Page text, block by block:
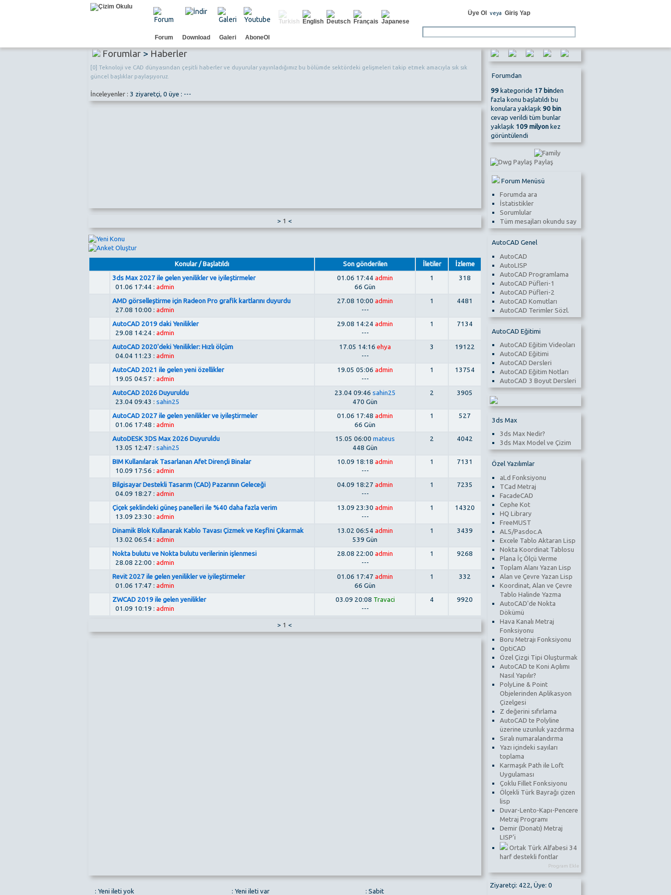
Forum Download Galeri AboneOl
Üye Ol veya Giriş Yap
Forumdan
99kategoride 17 binden
fazla konu başlatıldı bu
konulara yaklaşık 90 bin
cevap verildi tüm bunlar
yaklaşık 109 milyonkez
görüntülendi
Forum Menüsü
Forumda ara
İstatistikler
Sorumlular
Tüm mesajları okundu say
AutoCAD Genel
AutoCAD
AutoLISP
AutoCAD Programlama
AutoCAD Püfleri-1
AutoCAD Püfleri-2
AutoCAD Komutları
AutoCAD Terimler Sözl.
AutoCAD Eğitimi
AutoCAD Eğitim Videoları
AutoCAD Eğitimi
AutoCAD Dersleri
AutoCAD Eğitim Notları
AutoCAD 3 Boyut Dersleri
3ds Max
3ds Max Nedir?
3ds Max Model ve Çizim
Özel Yazılımlar
aLd Fonksiyonu
TCad Metraj
FacadeCAD
Cephe Kot
HQ Library
FreeMUST
ALS/Pasdoc.A
Excele Tablo Aktaran Lisp
Nokta Koordinat Tablosu
Plana İç Ölçü Verme
Toplam Alanı Yazan Lisp
Alan ve Çevre Yazan Lisp
Koordinat, Alan ve Çevre
Tablo Halinde Yazma
AutoCAD'de Nokta
Dökümü
Hava Kanalı Metraj
Fonksiyonu
Boru Metrajı Fonksiyonu
OptiCAD
Özel Çizgi Tipi Oluşturmak
AutoCAD te Koni Açılımı
Nasıl Yapılır?
PolyLine & Point
Objelerinden Aplikasyon
Çizelgesi
Z değerini sıfırlama
AutoCAD te Polyline
üzerine uzunluk yazdırma
Sıralı numaralandırma
Yazı içindeki sayıları
toplama
Karmaşık Path ile Loft
Uygulaması
Çoklu Fillet Fonksiyonu
Ölçekli Türk Bayrağı çizen
lisp
Duvar-Lento-Kapı-Pencere
Metraj Programı
Demir (Donatı) Metraj
LISP'i
Ortak Türk Alfabesi 34
harf destekli fontlar
Program Ekle
Ziyaretçi: 422, Üye: 0
Forumlar> Haberler
[0] Teknoloji ve CAD dünyasından çeşitli haberler ve duyurular yayınladığımız bu bölümde sektördeki gelişmeleri takip etmek amacıyla sık sık
güncel başlıklar paylaşıyoruz.
İnceleyenler : 3 ziyaretçi, 0 üye : ---
> 1 <
Konular/Başlatıldı Son gönderilen İletiler
İzleme
3ds Max 2027 ile gelen yenilikler ve iyileştirmeler
01.06 17:44 : admin
01.06 17:44 admin
66 Gün
1 318
AMD görselleştirme için Radeon Pro grafik kartlarını duyurdu
27.08 10:00 : admin
27.08 10:00 admin
---
1 4481
AutoCAD 2019 daki Yenilikler
29.08 14:24 : admin
29.08 14:24 admin
---
1 7134
AutoCAD 2020'deki Yenilikler: Hızlı ölçüm
04.04 11:23 : admin
17.05 14:16 ehya
---
3 19122
AutoCAD 2021 ile gelen yeni özellikler
19.05 04:57 : admin
19.05 05:06 admin
---
1 13754
AutoCAD 2026 Duyuruldu
23.04 09:43 : sahin25
23.04 09:46 sahin25
470 Gün
2 3905
AutoCAD 2027 ile gelen yenilikler ve iyileştirmeler
01.06 17:48 : admin
01.06 17:48 admin
66 Gün
1 527
AutoDESK 3DS Max 2026 Duyuruldu
13.05 12:47 : sahin25
15.05 06:00 mateus
448 Gün
2 4042
BIM Kullanılarak Tasarlanan Afet Dirençli Binalar
10.09 17:56 : admin
10.09 18:18 admin
---
1 7131
Bilgisayar Destekli Tasarım (CAD) Pazarının Geleceği
04.09 18:27 : admin
04.09 18:27 admin
---
1 7235
Çiçek şeklindeki güneş panelleri ile %40 daha fazla verim
13.09 23:30 : admin
13.09 23:30 admin
---
1 14320
Dinamik Blok Kullanarak Kablo Tavası Çizmek ve Keşfini Çıkarmak
13.02 06:54 : admin
13.02 06:54 admin
539 Gün
1 3439
Nokta bulutu ve Nokta bulutu verilerinin işlenmesi
28.08 22:00 : admin
28.08 22:00 admin
---
1 9268
Revit 2027 ile gelen yenilikler ve iyileştirmeler
01.06 17:47 : admin
01.06 17:47 admin
66 Gün
1 332
ZWCAD 2019 ile gelen yenilikler
01.09 10:19 : admin
03.09 20:08 Travaci
---
4 9920
> 1 <
: Yeni ileti yok : Yeni ileti var : Sabit